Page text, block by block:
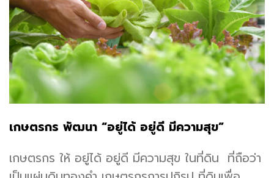
เกษตรกร พัฒนา “อยู่ได้ อยู่ดี มีความสุข”
เกษตรกร ให้ อยู่ได้ อยู่ดี มีความสุข ในที่ดิน ที่ถือว่า